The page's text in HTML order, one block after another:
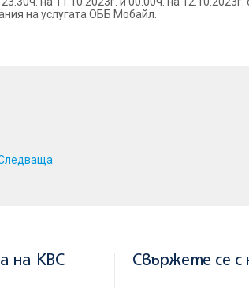
на услугата ОББ Мобайл.
на KBC Свържете се с